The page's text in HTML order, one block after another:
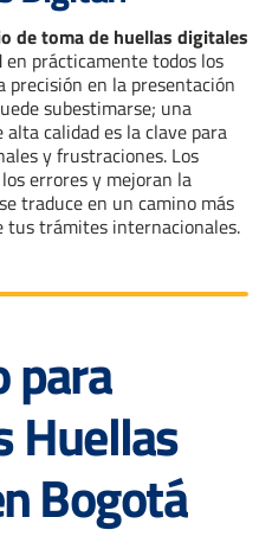
de toma de huellas digitales
en prácticamente todos los
precisión en la presentación
subestimarse; una
calidad es la clave para
y frustraciones. Los
errores y mejoran la
traduce en un camino más
tus trámites internacionales.
para
Huellas
Bogotá